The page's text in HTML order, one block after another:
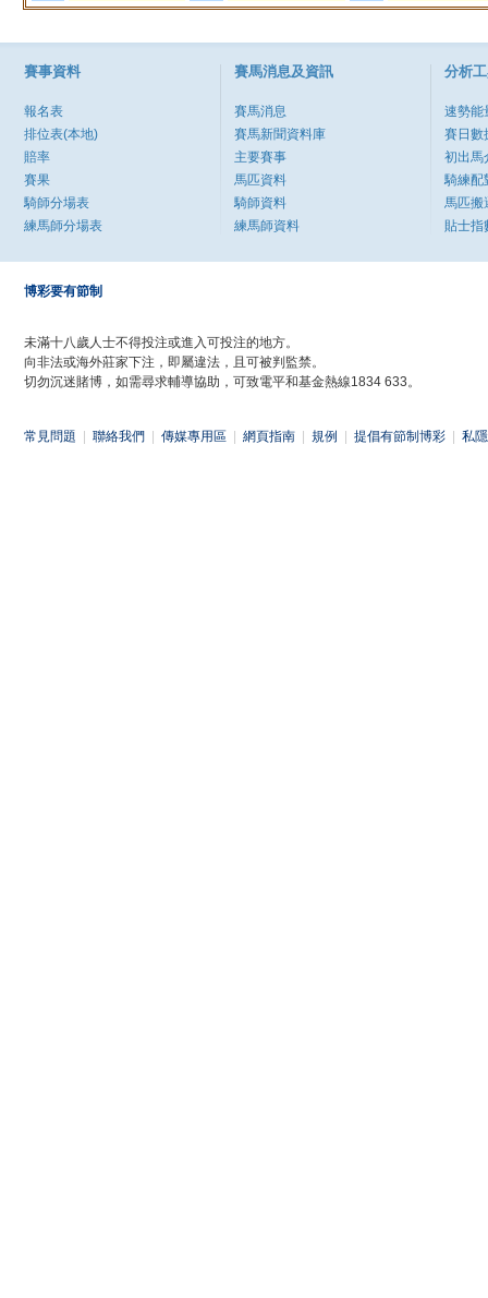
賽事資料
報名表
排位表(本地)
賠率
賽果
騎師分場表
練馬師分場表
賽馬消息及資訊
賽馬消息
賽馬新聞資料庫
主要賽事
馬匹資料
騎師資料
練馬師資料
分析
速勢能
賽日數
初出馬
騎練配
馬匹搬
貼士指
博彩要有節制
未滿十八歲人士不得投注或進入可投注的地方。
向非法或海外莊家下注，即屬違法，且可被判監禁。
切勿沉迷賭博，如需尋求輔導協助，可致電平和基金熱線1834 633。
常見問題 聯絡我們 傳媒專用區 網頁指南 規例 提倡有節制博彩 私